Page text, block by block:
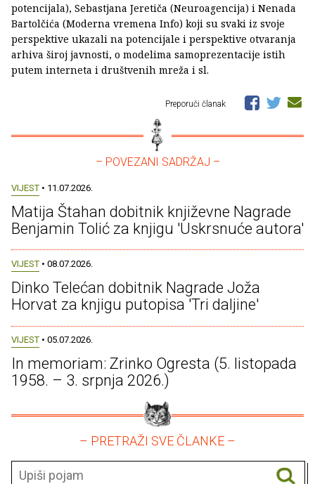
potencijala), Sebastjana Jeretiča (Neuroagencija) i Nenada
Bartolčića (Moderna vremena Info) koji su svaki iz svoje
perspektive ukazali na potencijale i perspektive otvaranja
arhiva široj javnosti, o modelima samoprezentacije istih
putem interneta i društvenih mreža i sl.
Preporuči članak
– POVEZANI SADRŽAJ –
VIJEST • 11.07.2026.
Matija Štahan dobitnik književne Nagrade
Benjamin Tolić za knjigu 'Uskrsnuće autora'
VIJEST • 08.07.2026.
Dinko Telećan dobitnik Nagrade Joža
Horvat za knjigu putopisa 'Tri daljine'
VIJEST • 05.07.2026.
In memoriam: Zrinko Ogresta (5. listopada
1958. – 3. srpnja 2026.)
– PRETRAŽI SVE ČLANKE –